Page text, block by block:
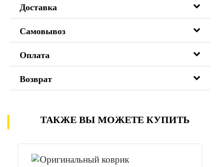
Доставка
Самовывоз
Оплата
Возврат
ТАКЖЕ ВЫ МОЖЕТЕ КУПИТЬ